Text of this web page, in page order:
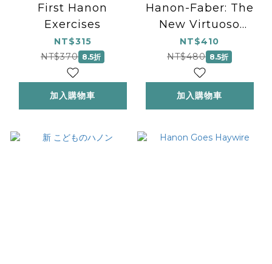
First Hanon
Exercises
NT$315
NT$370 8.5折
加入購物車
Hanon-Faber: The
New Virtuoso
Pianist &nbsp;-
Selections from
Parts 1 and 2
NT$410
NT$480 8.5折
加入購物車